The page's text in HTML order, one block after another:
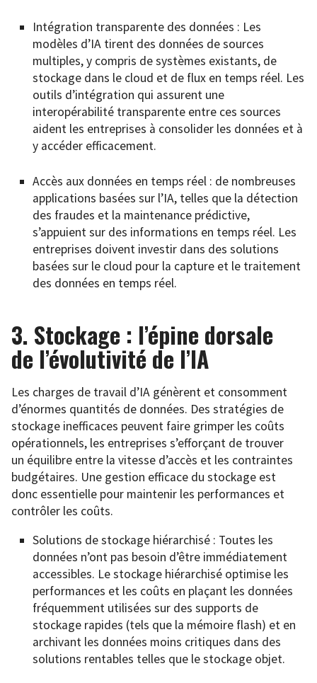
Intégration transparente des données : Les
modèles d’IA tirent des données de sources
multiples, y compris de systèmes existants, de
stockage dans le cloud et de flux en temps réel. Les
outils d’intégration qui assurent une
interopérabilité transparente entre ces sources
aident les entreprises à consolider les données et à
y accéder efficacement.
Accès aux données en temps réel : de nombreuses
applications basées sur l’IA, telles que la détection
des fraudes et la maintenance prédictive,
s’appuient sur des informations en temps réel. Les
entreprises doivent investir dans des solutions
basées sur le cloud pour la capture et le traitement
des données en temps réel.
3. Stockage : l’épine dorsale
de l’évolutivité de l’IA
Les charges de travail d’IA génèrent et consomment
d’énormes quantités de données. Des stratégies de
stockage inefficaces peuvent faire grimper les coûts
opérationnels, les entreprises s’efforçant de trouver
un équilibre entre la vitesse d’accès et les contraintes
budgétaires. Une gestion efficace du stockage est
donc essentielle pour maintenir les performances et
contrôler les coûts.
Solutions de stockage hiérarchisé : Toutes les
données n’ont pas besoin d’être immédiatement
accessibles. Le stockage hiérarchisé optimise les
performances et les coûts en plaçant les données
fréquemment utilisées sur des supports de
stockage rapides (tels que la mémoire flash) et en
archivant les données moins critiques dans des
solutions rentables telles que le stockage objet.